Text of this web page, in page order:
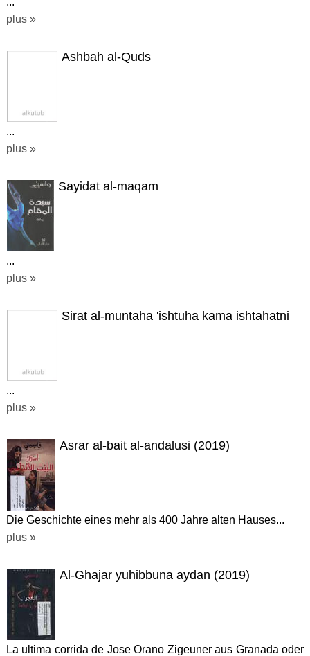
plus »
Ashbah al-Quds
...
plus »
Sayidat al-maqam
...
plus »
Sirat al-muntaha 'ishtuha kama ishtahatni
...
plus »
Asrar al-bait al-andalusi (2019)
Die Geschichte eines mehr als 400 Jahre alten Hauses...
plus »
Al-Ghajar yuhibbuna aydan (2019)
La ultima corrida de Jose Orano Zigeuner aus Granada oder